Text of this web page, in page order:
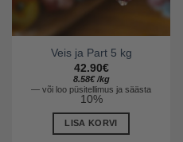
Veis ja Part 5 kg
42.90€
8.58€ /kg
— või loo püsitellimus ja säästa
10%
LISA KORVI